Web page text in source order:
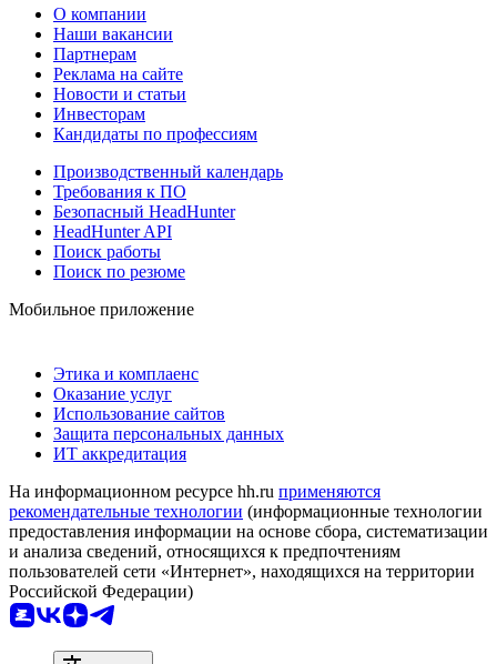
О компании
Наши вакансии
Партнерам
Реклама на сайте
Новости и статьи
Инвесторам
Кандидаты по профессиям
Производственный календарь
Требования к ПО
Безопасный HeadHunter
HeadHunter API
Поиск работы
Поиск по резюме
Мобильное приложение
Этика и комплаенс
Оказание услуг
Использование сайтов
Защита персональных данных
ИТ аккредитация
На информационном ресурсе hh.ru применяются
рекомендательные технологии (информационные технологии
предоставления информации на основе сбора, систематизации
и анализа сведений, относящихся к предпочтениям
пользователей сети «Интернет», находящихся на территории
Российской Федерации)